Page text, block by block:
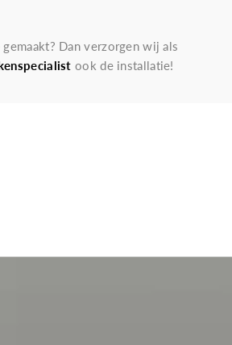
Dan verzorgen wij als
ook de installatie!